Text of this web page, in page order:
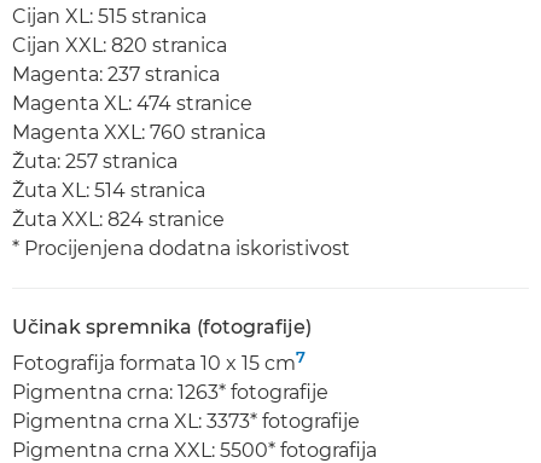
Cijan XL: 515 stranica
Cijan XXL: 820 stranica
Magenta: 237 stranica
Magenta XL: 474 stranice
Magenta XXL: 760 stranica
Žuta: 257 stranica
Žuta XL: 514 stranica
Žuta XXL: 824 stranice
* Procijenjena dodatna iskoristivost
Učinak spremnika (fotografije)
Fotografija formata 10 x 15 cm7
Pigmentna crna: 1263* fotografije
Pigmentna crna XL: 3373* fotografije
Pigmentna crna XXL: 5500* fotografija